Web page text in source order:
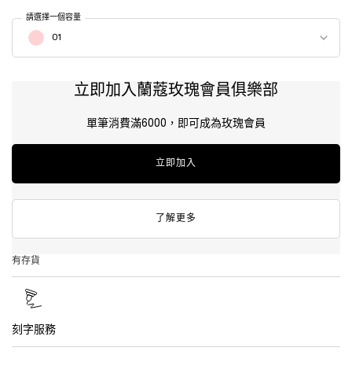
01
請選擇一個容量
立即加入蘭蔻玫瑰會員俱樂部
單筆消費滿6000，即可成為玫瑰會員
立即加入
了解更多
有存貨
刻字服務